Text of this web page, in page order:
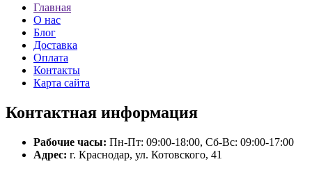
Главная
О нас
Блог
Доставка
Оплата
Контакты
Карта сайта
Контактная информация
Рабочие часы: Пн-Пт: 09:00-18:00, Сб-Вс: 09:00-17:00
Адрес: г. Краснодар, ул. Котовского, 41